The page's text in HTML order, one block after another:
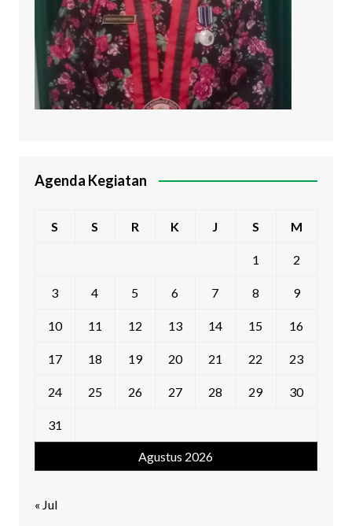
Agenda Kegiatan
Agustus 2026
S S R K J S M
1 2
3 4 5 6 7 8 9
10 11 12 13 14 15 16
17 18 19 20 21 22 23
24 25 26 27 28 29 30
31
« Jul